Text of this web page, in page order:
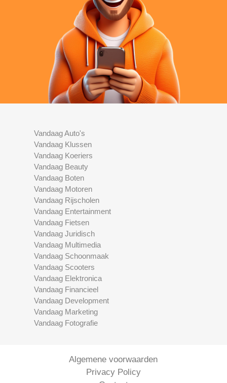
Vandaag Auto's
Vandaag Klussen
Vandaag Koeriers
Vandaag Beauty
Vandaag Boten
Vandaag Motoren
Vandaag Rijscholen
Vandaag Entertainment
Vandaag Fietsen
Vandaag Juridisch
Vandaag Multimedia
Vandaag Schoonmaak
Vandaag Scooters
Vandaag Elektronica
Vandaag Financieel
Vandaag Development
Vandaag Marketing
Vandaag Fotografie
Algemene voorwaarden
Privacy Policy